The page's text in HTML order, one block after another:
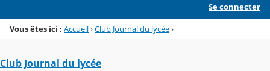
Se connecter
Vous êtes ici : Accueil›Club Journal du lycée›
Club Journal du lycée